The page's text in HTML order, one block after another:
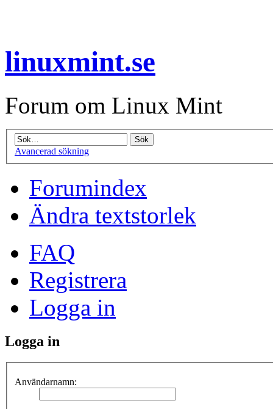
linuxmint.se
Forum om Linux Mint
Avancerad sökning
Forumindex
Ändra textstorlek
FAQ
Registrera
Logga in
Logga in
Användarnamn: